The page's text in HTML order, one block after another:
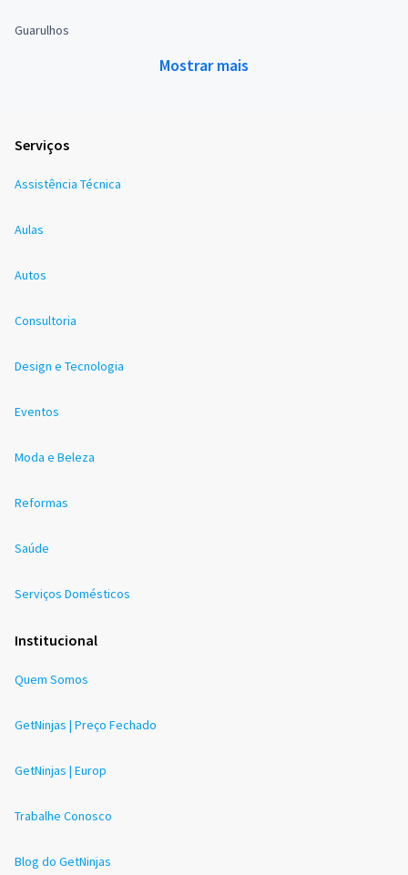
Guarulhos
Mostrar mais
Serviços
Assistência Técnica
Aulas
Autos
Consultoria
Design e Tecnologia
Eventos
Moda e Beleza
Reformas
Saúde
Serviços Domésticos
Institucional
Quem Somos
GetNinjas | Preço Fechado
GetNinjas | Europ
Trabalhe Conosco
Blog do GetNinjas